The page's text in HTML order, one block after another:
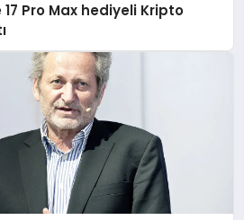
17 Pro Max hediyeli Kripto